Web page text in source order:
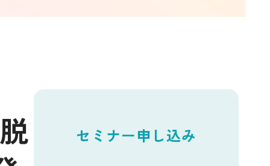
セミナー申し込み